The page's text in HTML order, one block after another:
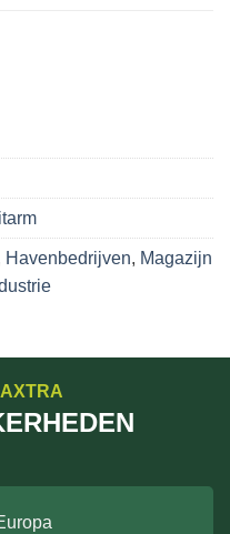
Havenbedrijven, Magazijn